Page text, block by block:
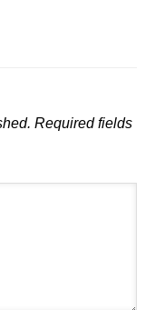
Required fields